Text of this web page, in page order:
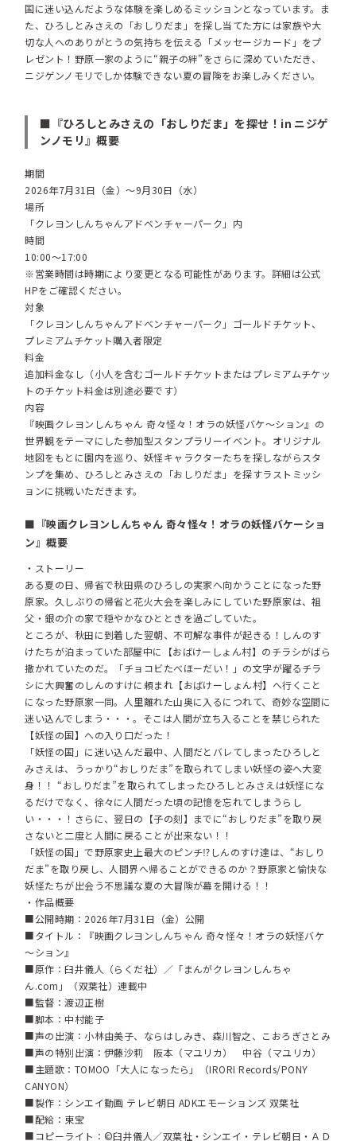
国に迷い込んだような体験を楽しめるミッションとなっています。ま
た、ひろしとみさえの「おしりだま」を探し当てた方には家族や大
切な人へのありがとうの気持ちを伝える「メッセージカード」をプ
レゼント！野原一家のように“親子の絆”をさらに深めていただき、
ニジゲンノモリでしか体験できない夏の冒険をお楽しみください。
■『ひろしとみさえの「おしりだま」を探せ！in ニジゲ
ンノモリ』概要
期間
2026年7月31日（金）～9月30日（水）
場所
「クレヨンしんちゃんアドベンチャーパーク」内
時間
10:00～17:00
※営業時間は時期により変更となる可能性があります。詳細は公式
HPをご確認ください。
対象
「クレヨンしんちゃんアドベンチャーパーク」ゴールドチケット、
プレミアムチケット購入者限定
料金
追加料金なし（小人を含むゴールドチケットまたはプレミアムチケッ
トのチケット料金は別途必要です）
内容
『映画クレヨンしんちゃん 奇々怪々！オラの妖怪バケ～ション』の
世界観をテーマにした参加型スタンプラリーイベント。オリジナル
地図をもとに園内を巡り、妖怪キャラクターたちを探しながらスタ
ンプを集め、ひろしとみさえの「おしりだま」を探すラストミッシ
ョンに挑戦いただきます。
■『映画クレヨンしんちゃん 奇々怪々！オラの妖怪バケーショ
ン』概要
・ストーリー
ある夏の日、帰省で秋田県のひろしの実家へ向かうことになった野
原家。久しぶりの帰省と花火大会を楽しみにしていた野原家は、祖
父・銀の介の家で穏やかなひとときを過ごしていた。
ところが、秋田に到着した翌朝、不可解な事件が起きる！しんのす
けたちが泊まっていた部屋中に【おばけーしょん村】のチラシがばら
撒かれていたのだ。「チョコビたべほーだい！」の文字が躍るチラ
シに大興奮のしんのすけに頼まれ【おばけーしょん村】へ行くこと
になった野原家一同。人里離れた山奥に入るにつれて、奇妙な空間に
迷い込んでしまう・・・。そこは人間が立ち入ることを禁じられた
【妖怪の国】への入り口だった！
「妖怪の国」に迷い込んだ最中、人間だとバレてしまったひろしと
みさえは、うっかり“おしりだま”を取られてしまい妖怪の姿へ大変
身！！ “おしりだま”を取られてしまったひろしとみさえは妖怪にな
るだけでなく、徐々に人間だった頃の記憶を忘れてしまうらし
い・・・！さらに、翌日の【子の刻】までに“おしりだま”を取り戻
さないと二度と人間に戻ることが出来ない！！
「妖怪の国」で野原家史上最大のピンチ⁉しんのすけ達は、“おしり
だま”を取り戻し、人間界へ帰ることができるのか？野原家と愉快な
妖怪たちが出会う不思議な夏の大冒険が幕を開ける！！
・作品概要
■公開時期：2026年7月31日（金）公開
■タイトル：『映画クレヨンしんちゃん 奇々怪々！オラの妖怪バケ
～ション』
■原作：臼井儀人（らくだ社）／「まんがクレヨンしんちゃ
ん.com」（双葉社）連載中
■監督：渡辺正樹
■脚本：中村能子
■声の出演：小林由美子、ならはしみき、森川智之、こおろぎさとみ
■声の特別出演：伊藤沙莉 阪本（マユリカ） 中谷（マユリカ）
■主題歌：TOMOO「大人になったら」（IRORI Records/PONY
CANYON）
■製作：シンエイ動画 テレビ朝日 ADKエモーションズ 双葉社
■配給：東宝
■コピーライト：©臼井儀人／双葉社・シンエイ・テレビ朝日・ＡＤ